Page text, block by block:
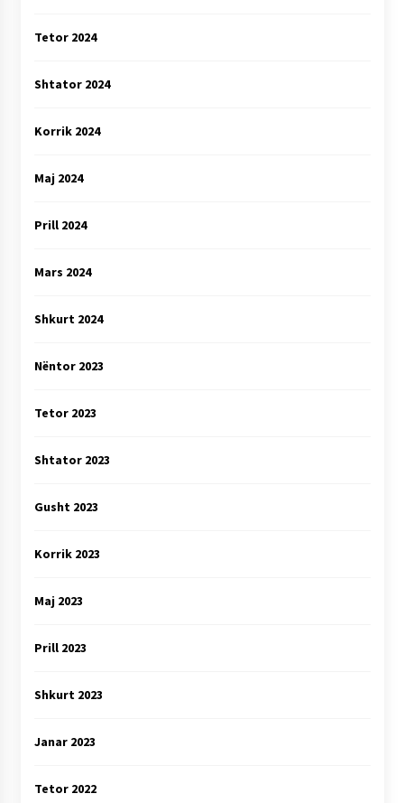
Tetor 2024
Shtator 2024
Korrik 2024
Maj 2024
Prill 2024
Mars 2024
Shkurt 2024
Nëntor 2023
Tetor 2023
Shtator 2023
Gusht 2023
Korrik 2023
Maj 2023
Prill 2023
Shkurt 2023
Janar 2023
Tetor 2022